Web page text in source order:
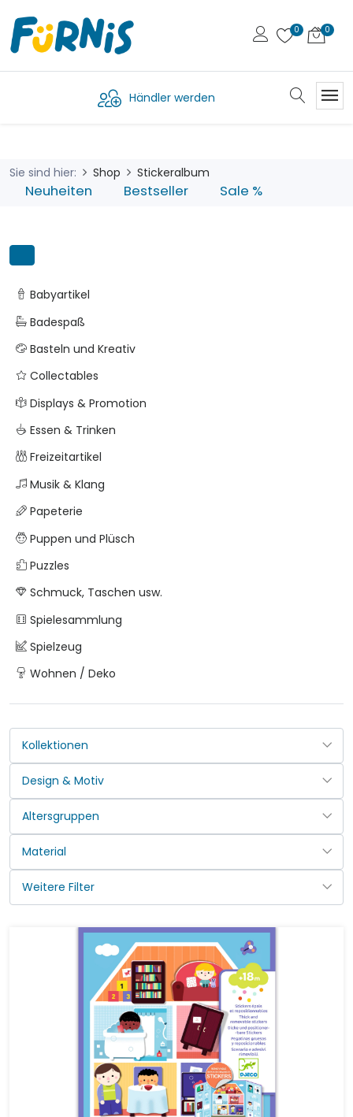
Händler werden
Sie sind hier: Shop Stickeralbum
Neuheiten Bestseller Sale %
Babyartikel
Badespaß
Basteln und Kreativ
Collectables
Displays & Promotion
Essen & Trinken
Freizeitartikel
Musik & Klang
Papeterie
Puppen und Plüsch
Puzzles
Schmuck, Taschen usw.
Spielesammlung
Spielzeug
Wohnen / Deko